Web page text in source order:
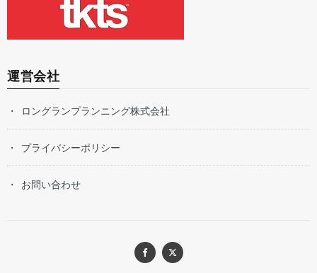
運営会社
ロングランプランニング株式会社
プライバシーポリシー
お問い合わせ